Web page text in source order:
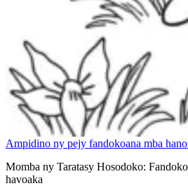
Ampidino ny pejy fandokoana mba
Momba ny Taratasy Hosodoko:
havoaka